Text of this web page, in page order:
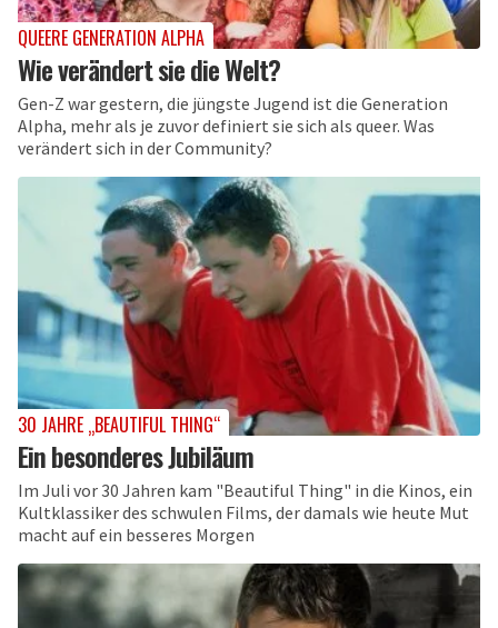
QUEERE GENERATION ALPHA
Wie verändert sie die Welt?
Gen-Z war gestern, die jüngste Jugend ist die Generation
Alpha, mehr als je zuvor definiert sie sich als queer. Was
verändert sich in der Community?
30 JAHRE „BEAUTIFUL THING“
Ein besonderes Jubiläum
Im Juli vor 30 Jahren kam "Beautiful Thing" in die Kinos, ein
Kultklassiker des schwulen Films, der damals wie heute Mut
macht auf ein besseres Morgen